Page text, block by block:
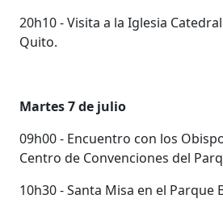
20h10 - Visita a la Iglesia
Quito.
Martes 7 de julio
09h00 - Encuentro con los
Centro de Convenciones del
10h30 - Santa Misa en el Parque